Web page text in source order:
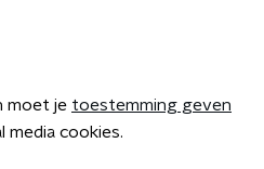
moet je toestemming geven
media cookies.